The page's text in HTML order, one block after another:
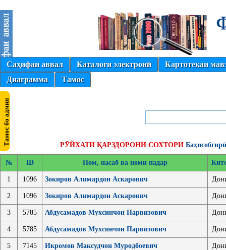
Саҳифаи аввал Каталоги электронӣ
Картотекаи
Диаграмма
Тамос
РӮЙХАТИ ҚАРЗДОРОНИ СОХТОРИ
№ ID Ном, насаб ва номи падар
1 1096 Зокиров Алимардон Аскарович
2 1096 Зокиров Алимардон Аскарович
3 5785 Абдусамадов Мухсинчон Парвизович
4 5785 Абдусамадов Мухсинчон Парвизович
5 7145 Икромов Максудчон Муродбоевич